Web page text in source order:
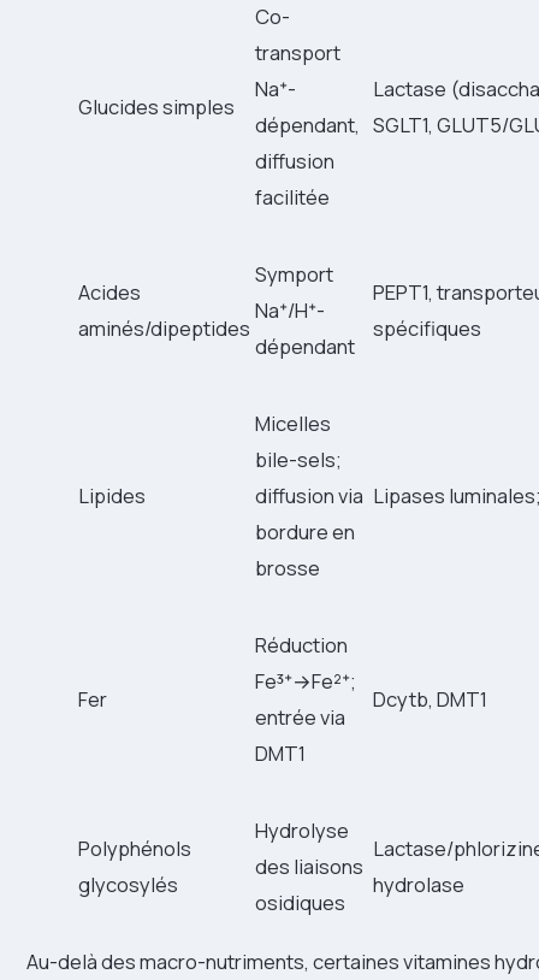
Glucides simples
Co-
transport
Na⁺-
dépendant,
diffusion
facilitée
Lactase
SGLT1, GLUT5/
Acides
aminés/dipeptides
Symport
Na⁺/H⁺-
dépendant
PEPT1,
spécifiques
Lipides
Micelles
bile-sels;
diffusion via
bordure en
brosse
Lipases
Fer
Réduction
Fe³⁺→Fe²⁺;
entrée via
DMT1
Dcytb, DMT1
Polyphénols
glycosylés
Hydrolyse
des liaisons
osidiques
Lactase/
hydrolase
Au-delà des macro-nutriments, certaines vitamines